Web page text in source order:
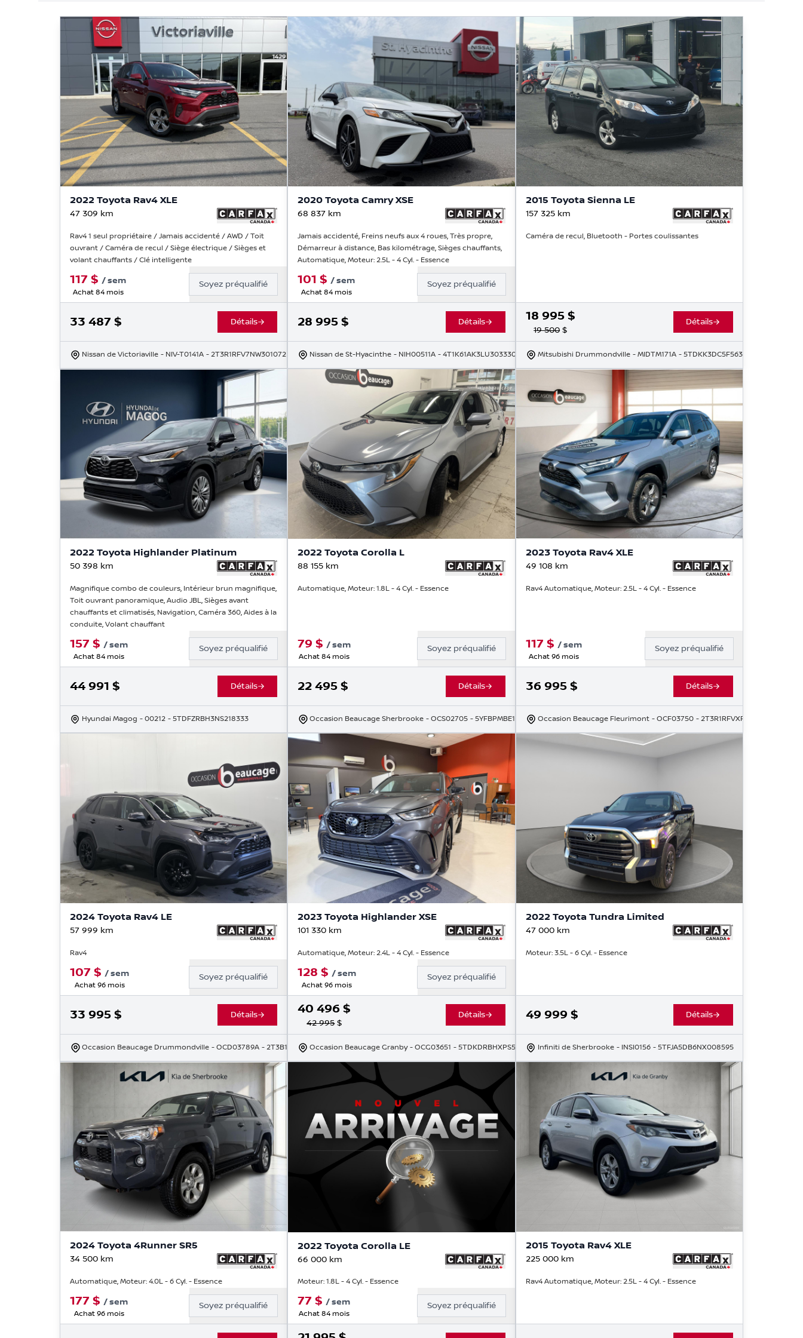
2022 Toyota Rav4 XLE
47 309 km
Rav4 1 seul propriétaire / Jamais accidenté / AWD / Toit
ouvrant / Caméra de recul / Siège électrique / Sièges et
volant chauffants / Clé intelligente
117 $ /sem
Achat 84 mois
Soyez préqualifié
33 487 $ Détails
Nissan de Victoriaville - NIV-T0141A - 2T3R1RFV7NW301072
2020 Toyota Camry XSE
68 837 km
Jamais accidenté, Freins neufs aux 4 roues, Très propre,
Démarreur à distance, Bas kilométrage, Sièges chauffants,
Automatique, Moteur: 2.5L - 4 Cyl. - Essence
101 $ /sem
Achat 84 mois
Soyez préqualifié
28 995 $ Détails
Nissan de St-Hyacinthe - NIH00511A - 4T1K61AK3LU303330
2015 Toyota Sienna LE
157 325km
Caméra de recul, Bluetooth - Portes coulissantes
18 995$
19 500$
Détails
Mitsubishi Drummondville - MIDTM171A - 5TDKK3DC5F5631051
2022 Toyota Highlander Platinum
50 398 km
Magnifique combo de couleurs, Intérieur brun magnifique,
Toit ouvrant panoramique, Audio JBL, Sièges avant
chauffants et climatisés, Navigation, Caméra 360, Aides à la
conduite, Volant chauffant
157 $ /sem
Achat 84 mois
Soyez préqualifié
44 991 $ Détails
Hyundai Magog - 00212 - 5TDFZRBH3NS218333
2022 Toyota Corolla L
88 155 km
Automatique, Moteur: 1.8L - 4 Cyl. - Essence
79 $ /sem
Achat 84 mois
Soyez préqualifié
22 495 $ Détails
Occasion Beaucage Sherbrooke - OCS02705 - 5YFBPMBE1NP274437
2023 Toyota Rav4 XLE
49 108 km
Rav4 Automatique, Moteur: 2.5L - 4 Cyl. - Essence
117 $ /sem
Achat 96 mois
Soyez préqualifié
36 995$ Détails
Occasion Beaucage Fleurimont - OCF03750 - 2T3R1RFVXPC384579
2024 Toyota Rav4 LE
57 999 km
Rav4
107 $ /sem
Achat 96 mois
Soyez préqualifié
33 995 $ Détails
Occasion Beaucage Drummondville - OCD03789A - 2T3B1RFV4RC417662
2023 Toyota Highlander XSE
101 330 km
Automatique, Moteur: 2.4L - 4 Cyl. - Essence
128 $ /sem
Achat 96 mois
Soyez préqualifié
40 496 $
42 995$
Détails
Occasion Beaucage Granby - OCG03651 - 5TDKDRBHXPS500968
2022 Toyota Tundra Limited
47 000km
Moteur: 3.5L - 6 Cyl. - Essence
49 999 $ Détails
Infiniti de Sherbrooke - INSI0156 - 5TFJA5DB6NX008595
2024 Toyota 4Runner SR5
34 500 km
Automatique, Moteur: 4.0L - 6 Cyl. - Essence
177 $ /sem
Achat 96 mois
Soyez préqualifié
2022 Toyota Corolla LE
66 000 km
Moteur: 1.8L - 4 Cyl. - Essence
77 $ /sem
Achat 84 mois
Soyez préqualifié
2015 Toyota Rav4 XLE
225 000km
Rav4 Automatique, Moteur: 2.5L - 4 Cyl. - Essence